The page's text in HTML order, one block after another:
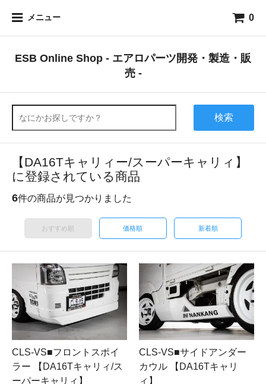
メニュー 0
ESB Online Shop - エアロパーツ開発・製造・販
売 -
検索
【DA16Tキャリィー/スーパーキャリィ】
に登録されている商品
6件の商品が見つかりました
おすすめ順 価格順 新着順
CLS-VS■フロントスポイ
ラー 【DA16Tキャリィ/ス
ーパーキャリィ】
CLS-VS■サイドアンダー
カウル 【DA16Tキャリ
ィ】